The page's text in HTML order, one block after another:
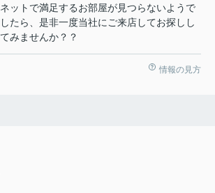
ネットで満足するお部屋が見つらないようで
したら、是非一度当社にご来店してお探しし
てみませんか？？
情報の見方